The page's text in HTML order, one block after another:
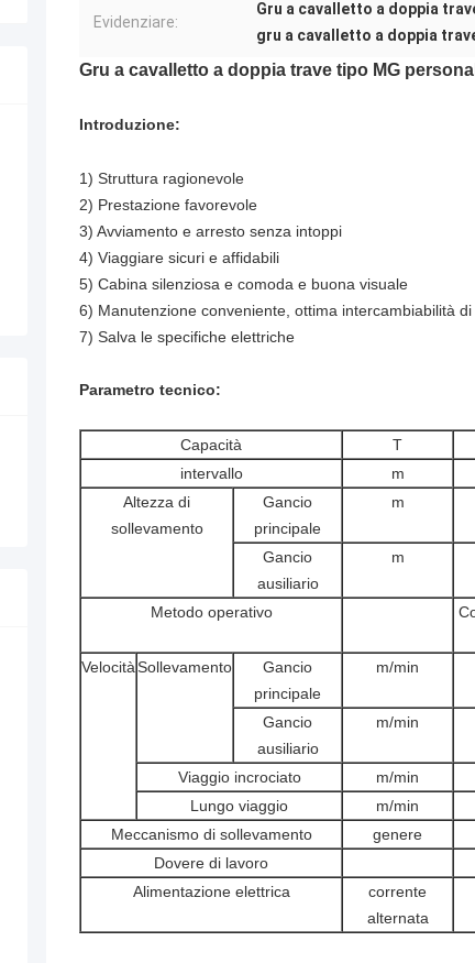
Evidenziare:
Gru a cavalletto a doppia
gru a cavalletto a doppia
Gru a cavalletto a doppia trave tipo MG
Introduzione:
1) Struttura ragionevole
2) Prestazione favorevole
3) Avviamento e arresto senza intoppi
4) Viaggiare sicuri e affidabili
5) Cabina silenziosa e comoda e buona visuale
6) Manutenzione conveniente, ottima intercambiabilità
7) Salva le specifiche elettriche
Parametro tecnico:
Capacità T
intervallo
m
Altezza di
sollevamento
Gancio
principale
m
Gancio
ausiliario
m
Metodo operativo
VelocitàSollevamento
Gancio
principale
m/min
Gancio
ausiliario
m/min
Viaggio incrociato m/min
Lungo viaggio
m/min
Meccanismo di sollevamento
genere
Dovere di lavoro
Alimentazione elettrica
corrente
alternata